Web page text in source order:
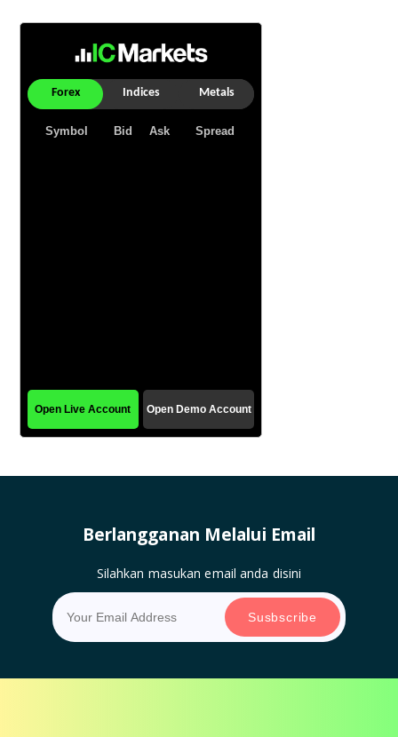
Berlangganan Melalui Email
Silahkan masukan email anda disini